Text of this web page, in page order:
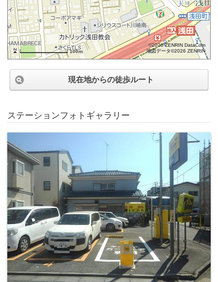
100m
©2026 ZENRIN DataCom
地図データ©2026 ZENRIN
現在地からの徒歩ルート
ステーションフォトギャラリー